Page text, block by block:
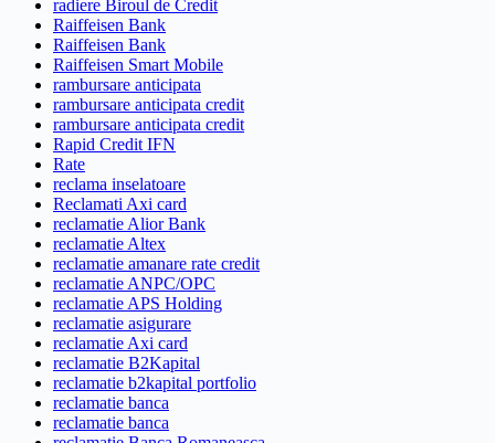
radiere Biroul de Credit
Raiffeisen Bank
Raiffeisen Bank
Raiffeisen Smart Mobile
rambursare anticipata
rambursare anticipata credit
rambursare anticipata credit
Rapid Credit IFN
Rate
reclama inselatoare
Reclamati Axi card
reclamatie Alior Bank
reclamatie Altex
reclamatie amanare rate credit
reclamatie ANPC/OPC
reclamatie APS Holding
reclamatie asigurare
reclamatie Axi card
reclamatie B2Kapital
reclamatie b2kapital portfolio
reclamatie banca
reclamatie banca